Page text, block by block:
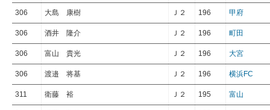
306 大島 康樹 Ｊ２ 196 甲府
306 酒井 隆介 Ｊ２ 196 町田
306 富山 貴光 Ｊ２ 196 大宮
306 渡邉 将基 Ｊ２ 196 横浜FC
311 衛藤 裕 Ｊ２ 195 富山